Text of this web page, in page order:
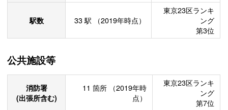
駅数 33 駅 （2019年時点）
東京23区ランキ
ング
第3位
公共施設等
消防署
(出張所含む)
11 箇所
（2019年時
点）
東京23区ランキ
ング
第7位